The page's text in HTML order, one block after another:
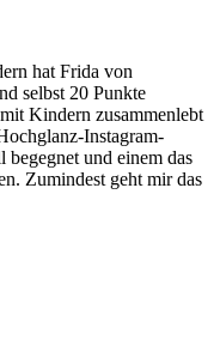
hat Frida von
selbst 20 Punkte
Kindern zusammenlebt
Instagram-
und einem das
Zumindest geht mir das